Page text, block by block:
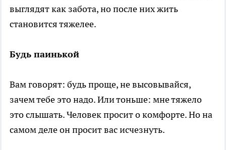
выглядят как забота, но после них жить
становится тяжелее.
Будь паинькой
Вам говорят: будь проще, не высовывайся,
зачем тебе это надо. Или тоньше: мне тяжело
это слышать. Человек просит о комфорте. Но на
самом деле он просит вас исчезнуть.